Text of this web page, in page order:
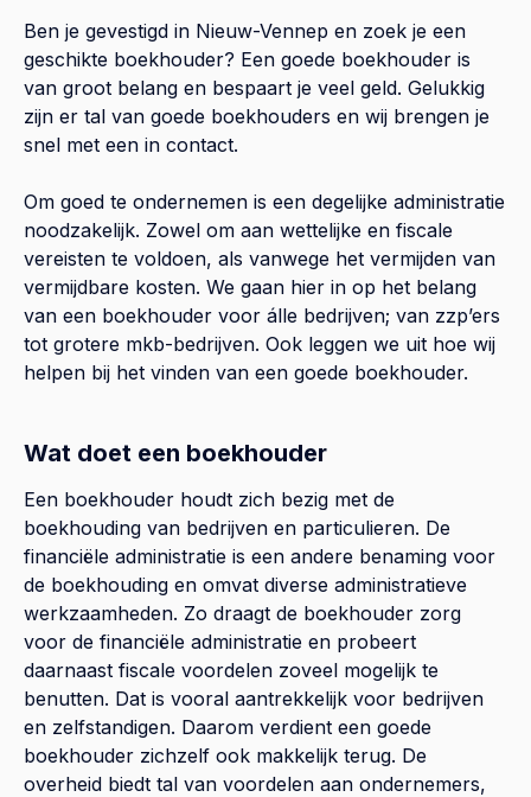
Ben je gevestigd in Nieuw-Vennep en zoek je een
geschikte boekhouder? Een goede boekhouder is
van groot belang en bespaart je veel geld. Gelukkig
zijn er tal van goede boekhouders en wij brengen je
snel met een in contact.
Om goed te ondernemen is een degelijke administratie
noodzakelijk. Zowel om aan wettelijke en fiscale
vereisten te voldoen, als vanwege het vermijden van
vermijdbare kosten. We gaan hier in op het belang
van een boekhouder voor álle bedrijven; van zzp’ers
tot grotere mkb-bedrijven. Ook leggen we uit hoe wij
helpen bij het vinden van een goede boekhouder.
Wat doet een boekhouder
Een boekhouder houdt zich bezig met de
boekhouding van bedrijven en particulieren. De
financiële administratie is een andere benaming voor
de boekhouding en omvat diverse administratieve
werkzaamheden. Zo draagt de boekhouder zorg
voor de financiële administratie en probeert
daarnaast fiscale voordelen zoveel mogelijk te
benutten. Dat is vooral aantrekkelijk voor bedrijven
en zelfstandigen. Daarom verdient een goede
boekhouder zichzelf ook makkelijk terug. De
overheid biedt tal van voordelen aan ondernemers,